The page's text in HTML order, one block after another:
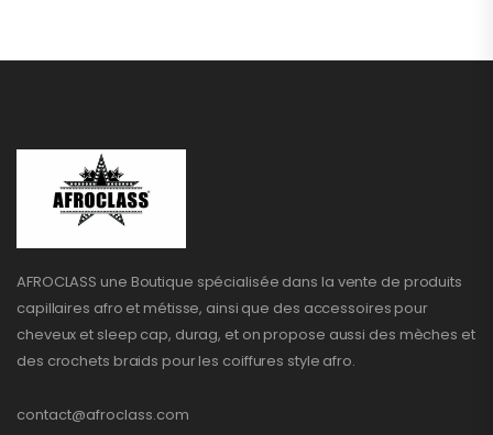
AFROCLASS une Boutique spécialisée dans la vente de produits
capillaires afro et métisse, ainsi que des accessoires pour
cheveux et sleep cap, durag, et on propose aussi des mèches et
des crochets braids pour les coiffures style afro.
contact@afroclass.com